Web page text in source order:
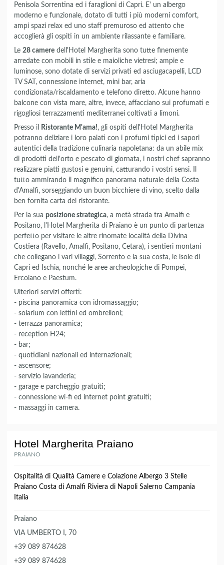
Penisola Sorrentina ed i faraglioni di Capri. E' un albergo
moderno e funzionale, dotato di tutti i più moderni comfort,
ampi spazi relax ed uno staff premuroso ed attento che
accoglierà gli ospiti in un ambiente rilassante e familiare.
Le 28 camere dell'Hotel Margherita sono tutte finemente
arredate con mobili in stile e maioliche vietresi; ampie e
luminose, sono dotate di servizi privati ed asciugacapelli, LCD
TV SAT, connessione internet, mini bar, aria
condizionata/riscaldamento e telefono diretto. Alcune hanno
balcone con vista mare, altre, invece, affacciano sui profumati e
rigogliosi terrazzamenti mediterranei coltivati a limoni.
Presso il
Ristorante M'ama!, gli ospiti dell'Hotel Margherita
potranno deliziare i loro palati con i profumi tipici ed i sapori
autentici della tradizione culinaria napoletana: da un abile mix
di prodotti dell'orto e pescato di giornata, i nostri chef sapranno
realizzare piatti gustosi e genuini, catturando i vostri sensi. Il
tutto ammirando il magnifico panorama naturale della Costa
d'Amalfi, sorseggiando un buon bicchiere di vino, scelto dalla
ben fornita carta del ristorante.
Per la sua posizione strategica, a metà strada tra Amalfi e
Positano, l'Hotel Margherita di Praiano è un punto di partenza
perfetto per visitare le altre rinomate località della Divina
Costiera (Ravello, Amalfi, Positano, Cetara), i sentieri montani
che collegano i vari villaggi, Sorrento e la sua costa, le isole di
Capri ed Ischia, nonché le aree archeologiche di Pompei,
Ercolano e Paestum.
Ulteriori servizi offerti:
- piscina panoramica con idromassaggio;
- solarium con lettini ed ombrelloni;
- terrazza panoramica;
- reception H24;
- bar;
- quotidiani nazionali ed internazionali;
- ascensore;
- servizio lavanderia;
- garage e parcheggio gratuiti;
- connessione wi-fi ed internet point gratuiti;
- massaggi in camera.
Hotel Margherita Praiano
PRAIANO
Ospitalità di Qualità Camere e Colazione Albergo 3 Stelle
Praiano Costa di Amalfi Riviera di Napoli Salerno Campania
Italia
Praiano
VIA UMBERTO I, 70
+39 089 874628
+39 089 874628